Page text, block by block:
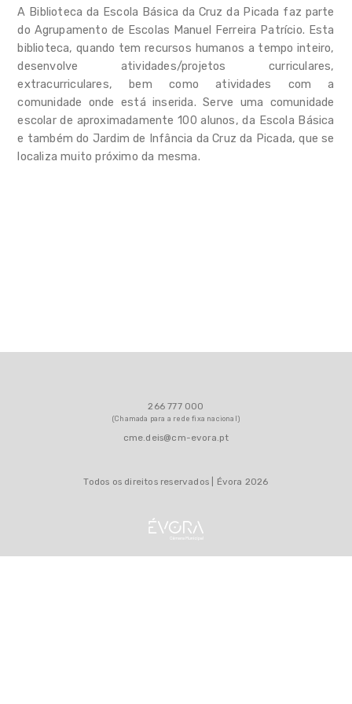
e apoio à família
Planeamento
Observatório
Observatório infantil
Notícias
A Biblioteca da Escola Básica da Cruz da Picada faz parte
do Agrupamento de Escolas Manuel Ferreira Patrício. Esta
biblioteca, quando tem recursos humanos a tempo inteiro,
desenvolve atividades/projetos curriculares,
extracurriculares, bem como atividades com a
comunidade onde está inserida. Serve uma comunidade
escolar de aproximadamente 100 alunos, da Escola Básica
e também do Jardim de Infância da Cruz da Picada, que se
localiza muito próximo da mesma.
266 777 000
(Chamada para a rede fixa nacional)
cme.deis@cm-evora.pt
Todos os direitos reservados | Évora 2026